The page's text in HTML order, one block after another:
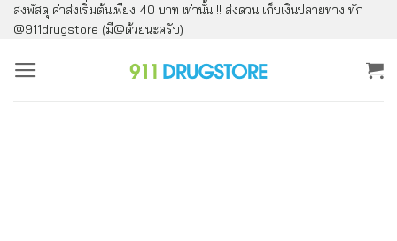
ข้าม
ไป
ยัง
ส่งพัสดุ ค่าส่งเริ่มต้นเพียง 40 บาท เท่านั้น !! ส่งด่วน เก็บเงินปลายทาง ทัก
@911drugstore (มี@ด้วยนะครับ)